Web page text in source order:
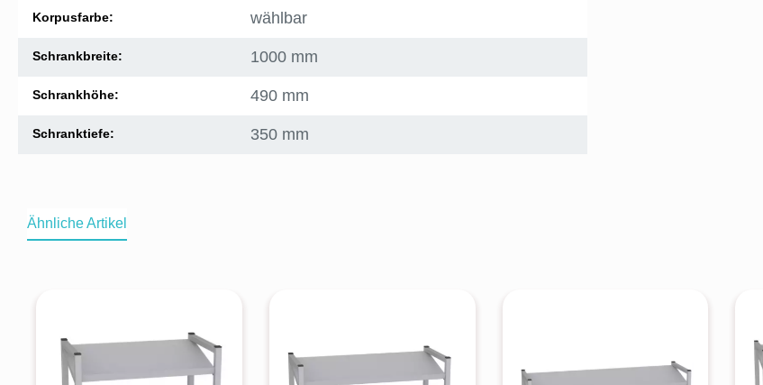
Korpusfarbe: wählbar
Schrankbreite: 1000 mm
Schrankhöhe: 490 mm
Schranktiefe: 350 mm
Ähnliche Artikel